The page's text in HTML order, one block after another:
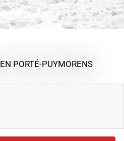
EN PORTÉ-PUYMORENS